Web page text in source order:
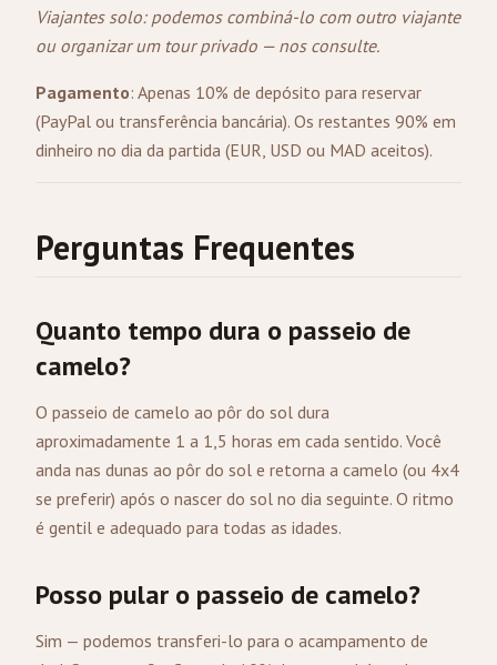
Viajantes solo: podemos combiná-lo com outro viajante
ou organizar um tour privado — nos consulte.
Pagamento: Apenas 10% de depósito para reservar
(PayPal ou transferência bancária). Os restantes 90% em
dinheiro no dia da partida (EUR, USD ou MAD aceitos).
Perguntas Frequentes
Quanto tempo dura o passeio de
camelo?
O passeio de camelo ao pôr do sol dura
aproximadamente 1 a 1,5 horas em cada sentido. Você
anda nas dunas ao pôr do sol e retorna a camelo (ou 4x4
se preferir) após o nascer do sol no dia seguinte. O ritmo
é gentil e adequado para todas as idades.
Posso pular o passeio de camelo?
Sim — podemos transferi-lo para o acampamento de